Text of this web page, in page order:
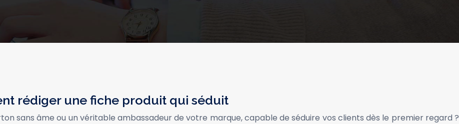
rédiger une fiche produit qui séduit
sans âme ou un véritable ambassadeur de votre marque, capable de séduire vos clients dès le premier regard ?